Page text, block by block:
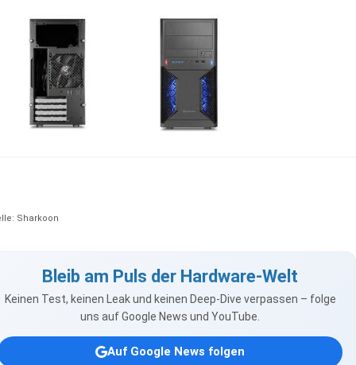
Sharkoon
Bleib am Puls der Hardware-Welt
Keinen Test, keinen Leak und keinen Deep-Dive verpassen – folge
uns auf Google News und YouTube.
Auf Google News folgen